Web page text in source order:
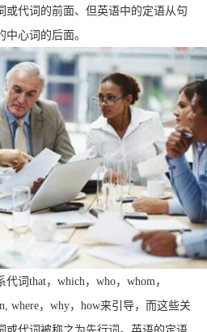
或代词的前面、但英语中的定语从句
心词的后面。
代词 that， which， who， whom，
where， why， how来引导，而这些关